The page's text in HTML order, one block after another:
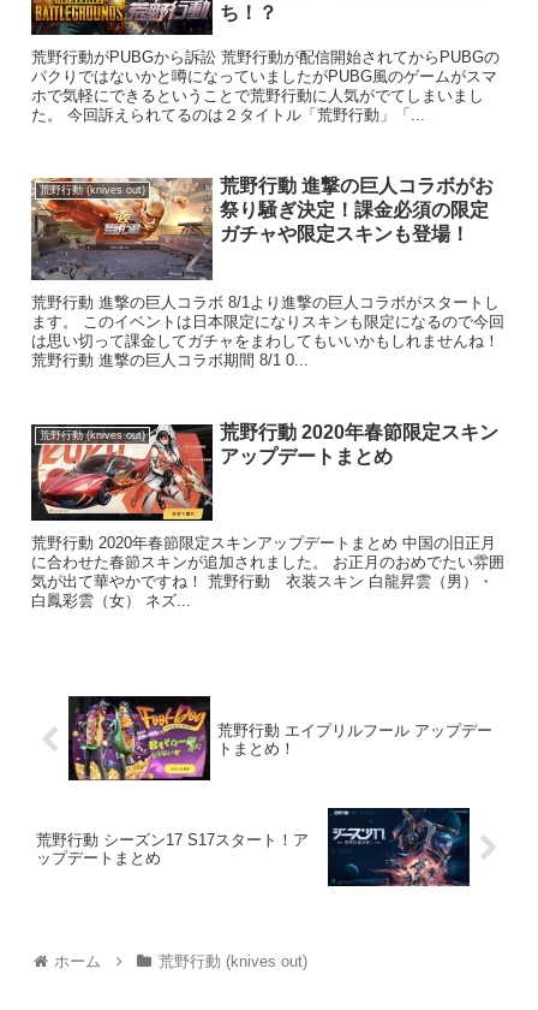
ち！？
荒野行動がPUBGから訴訟 荒野行動が配信開始されてからPUBGの
パクりではないかと噂になっていましたがPUBG風のゲームがスマ
ホで気軽にできるということで荒野行動に人気がでてしまいまし
た。 今回訴えられてるのは２タイトル「荒野行動」「...
荒野行動 (knives out)
荒野行動 進撃の巨人コラボがお
祭り騒ぎ決定！課金必須の限定
ガチャや限定スキンも登場！
荒野行動 進撃の巨人コラボ 8/1より進撃の巨人コラボがスタートし
ます。 このイベントは日本限定になりスキンも限定になるので今回
は思い切って課金してガチャをまわしてもいいかもしれませんね！
荒野行動 進撃の巨人コラボ期間 8/1 0...
荒野行動 (knives out)
荒野行動 2020年春節限定スキン
アップデートまとめ
荒野行動 2020年春節限定スキンアップデートまとめ 中国の旧正月
に合わせた春節スキンが追加されました。 お正月のおめでたい雰囲
気が出て華やかですね！ 荒野行動 衣装スキン 白龍昇雲（男）・
白鳳彩雲（女） ネズ...
荒野行動 エイプリルフール アップデー
トまとめ！
荒野行動 シーズン17 S17スタート！ア
ップデートまとめ
ホーム 荒野行動 (knives out)